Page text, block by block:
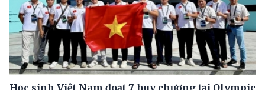
Học sinh Việt Nam đoạt 7 huy chương tại Olympic